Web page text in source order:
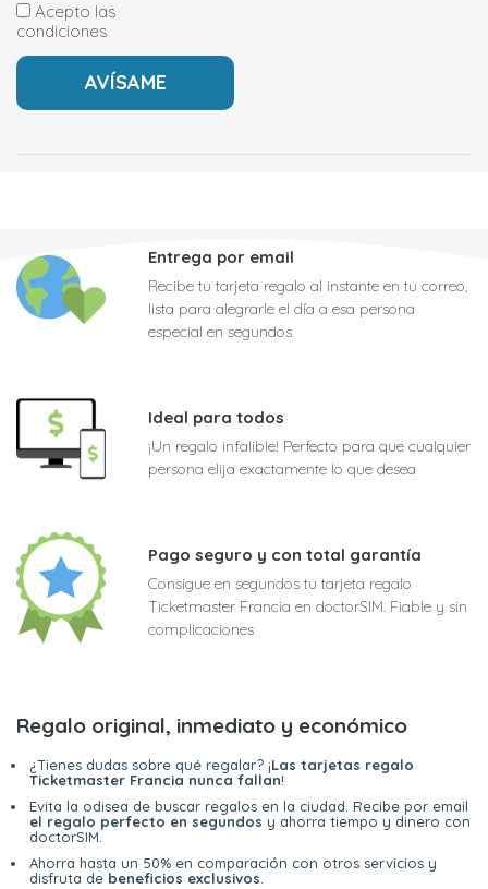
Acepto las
condiciones
Entrega por email
Recibe tu tarjeta regalo al instante en tu correo,
lista para alegrarle el día a esa persona
especial en segundos
Ideal para todos
¡Un regalo infalible! Perfecto para que cualquier
persona elija exactamente lo que desea
Pago seguro y con total garantía
Consigue en segundos tu tarjeta regalo
Ticketmaster Francia en doctorSIM. Fiable y sin
complicaciones
Regalo original, inmediato y económico
¿Tienes dudas sobre qué regalar? ¡Las tarjetas regalo
Ticketmaster Francia nunca fallan!
Evita la odisea de buscar regalos en la ciudad. Recibe por email
el regalo perfecto en segundos y ahorra tiempo y dinero con
doctorSIM.
Ahorra hasta un 50% en comparación con otros servicios y
disfruta de beneficios exclusivos